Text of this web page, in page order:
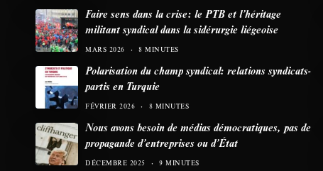
Faire sens dans la crise: le PTB et l’héritage
militant syndical dans la sidérurgie liégeoise
MARS 2026 8 MINUTES
Polarisation du champ syndical: relations syndicats-
partis en Turquie
FÉVRIER 2026 8 MINUTES
Nous avons besoin de médias démocratiques, pas de
propagande d’entreprises ou d’État
DÉCEMBRE 2025 9 MINUTES